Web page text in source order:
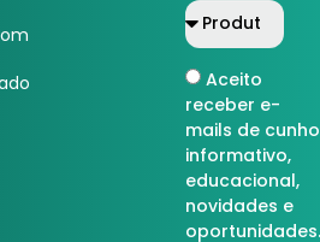
Aceito
receber e-
mails de cunho
informativo,
educacional,
novidades e
oportunidades.